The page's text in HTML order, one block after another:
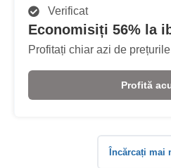
Verificat
Economisiți 56% la
Profitați chiar azi de
Profită
Încărcați mai